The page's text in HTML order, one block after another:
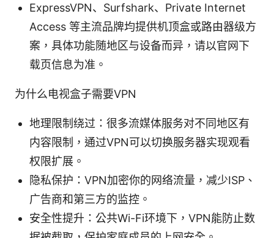
ExpressVPN、Surfshark、Private Internet
Access 等主流品牌均提供机顶盒或路由器级方
案，具体功能随地区与设备而异，请以官网下
载页信息为准。
为什么电视盒子需要VPN
地理限制绕过：很多流媒体服务对不同地区有
内容限制，通过VPN可以切换服务器实现观看
权限扩展。
隐私保护：VPN加密你的网络流量，减少ISP、
广告商和第三方的监控。
安全性提升：公共Wi-Fi环境下，VPN能防止数